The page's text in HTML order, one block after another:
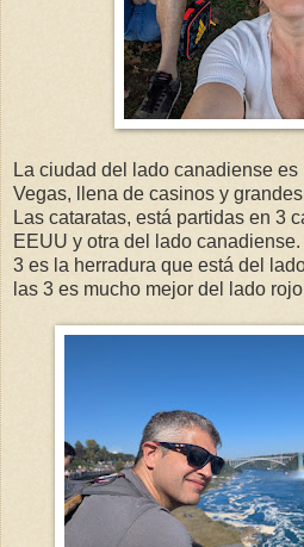
La ciudad del lado canadiense
Vegas, llena de casinos y
Las cataratas, está partidas en 3
EEUU y otra del lado
3 es la herradura que está del
las 3 es mucho mejor del lado